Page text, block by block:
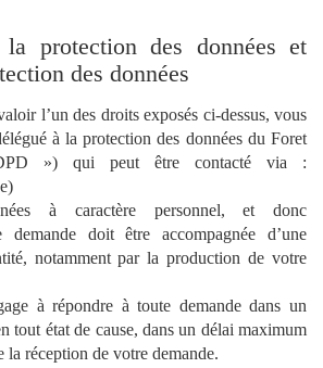
protection des données et
des données
l’un des droits exposés ci-dessus, vous
à la protection des données du Foret
») qui peut être contacté via :
à caractère personnel, et donc
demande doit être accompagnée d’une
notamment par la production de votre
à répondre à toute demande dans un
tout état de cause, dans un délai maximum
la réception de votre demande.